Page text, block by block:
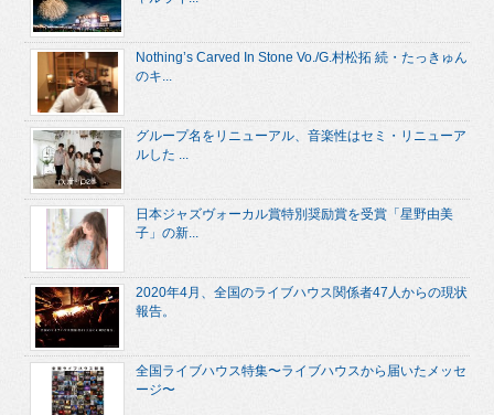
Nothing’s Carved In Stone Vo./G.村松拓 続・たっきゅん
のキ...
グループ名をリニューアル、音楽性はセミ・リニューア
ルした ...
日本ジャズヴォーカル賞特別奨励賞を受賞「星野由美
子」の新...
2020年4月、全国のライブハウス関係者47人からの現状
報告。
全国ライブハウス特集〜ライブハウスから届いたメッセ
ージ〜